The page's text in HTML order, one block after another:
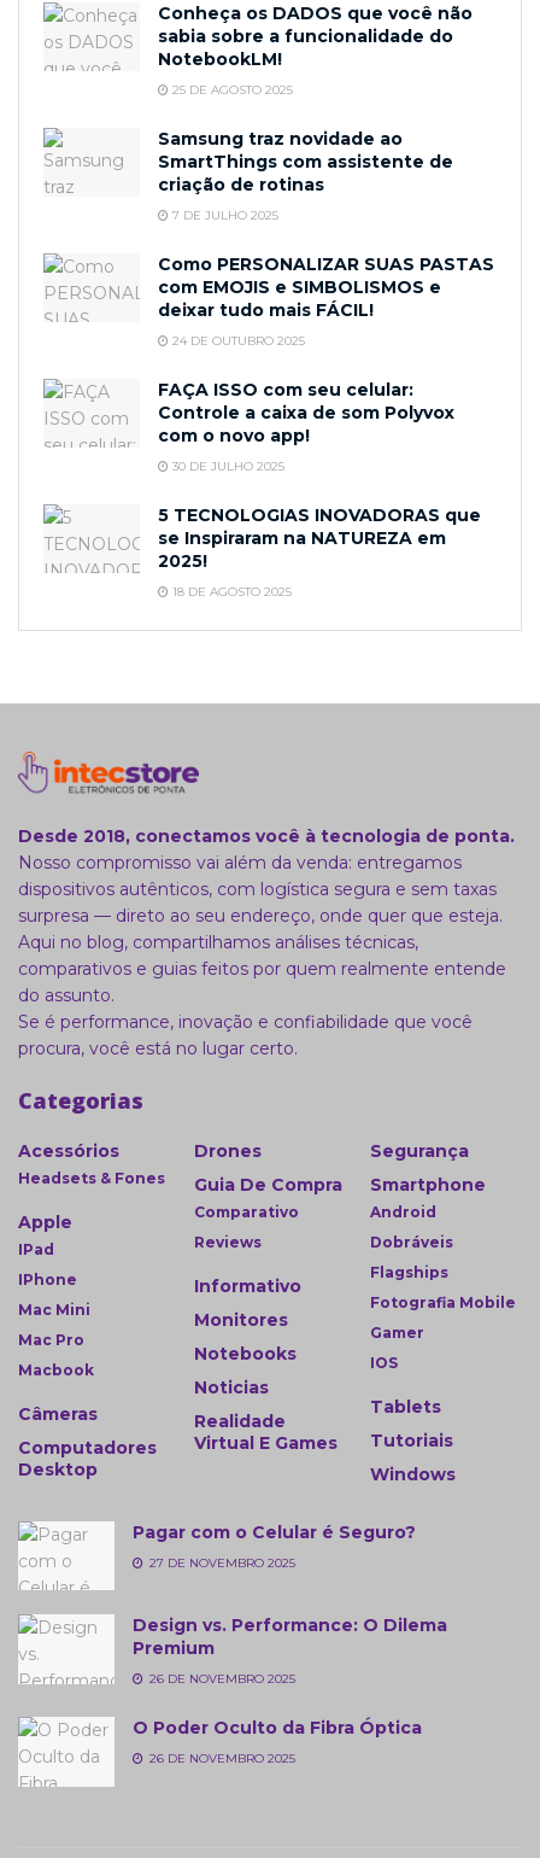
Conheça os DADOS que você não
sabia sobre a funcionalidade do
NotebookLM!
25 DE AGOSTO 2025
Samsung traz novidade ao
SmartThings com assistente de
criação de rotinas
7 DE JULHO 2025
Como PERSONALIZAR SUAS PASTAS
com EMOJIS e SIMBOLISMOS e
deixar tudo mais FÁCIL!
24 DE OUTUBRO 2025
FAÇA ISSO com seu celular:
Controle a caixa de som Polyvox
com o novo app!
30 DE JULHO 2025
5 TECNOLOGIAS INOVADORAS que
se Inspiraram na NATUREZA em
2025!
18 DE AGOSTO 2025
Desde 2018, conectamos você à tecnologia de ponta.
Nosso compromisso vai além da venda: entregamos
dispositivos autênticos, com logística segura e sem taxas
surpresa — direto ao seu endereço, onde quer que esteja.
Aqui no blog, compartilhamos análises técnicas,
comparativos e guias feitos por quem realmente entende
do assunto.
Se é performance, inovação e confiabilidade que você
procura, você está no lugar certo.
Categorias
Acessórios
Headsets & Fones
Apple
IPad
IPhone
Mac Mini
Mac Pro
Macbook
Câmeras
Computadores
Desktop
Drones
Guia De Compra
Comparativo
Reviews
Informativo
Monitores
Notebooks
Noticias
Realidade
Virtual E Games
Segurança
Smartphone
Android
Dobráveis
Flagships
Fotografia Mobile
Gamer
IOS
Tablets
Tutoriais
Windows
Pagar com o Celular é Seguro?
27 DE NOVEMBRO 2025
Design vs. Performance: O Dilema
Premium
26 DE NOVEMBRO 2025
O Poder Oculto da Fibra Óptica
26 DE NOVEMBRO 2025